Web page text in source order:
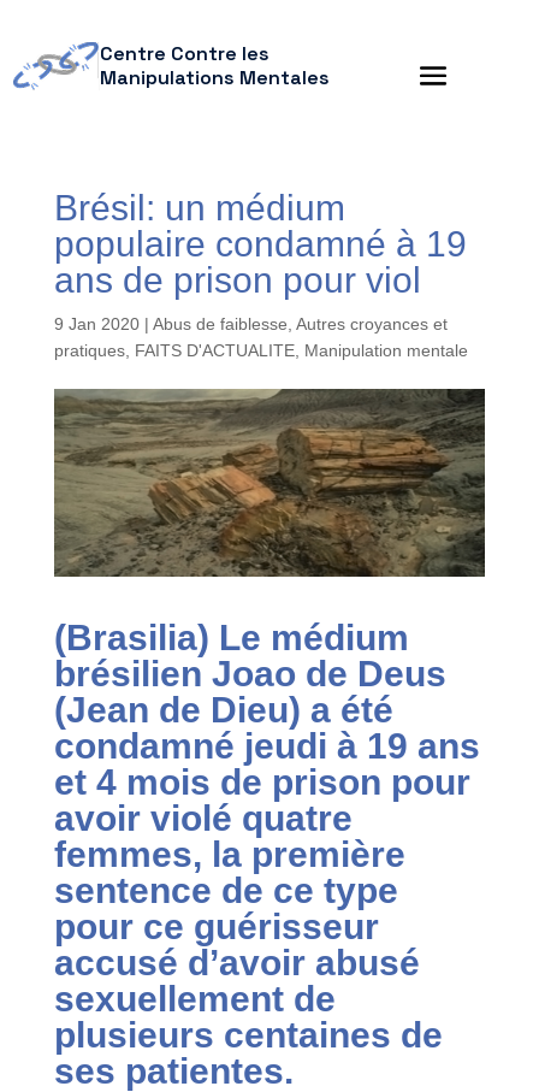
Centre Contre les
Manipulations Mentales
Brésil: un médium
populaire condamné à 19
ans de prison pour viol
9 Jan 2020| Abus de faiblesse Autres croyances et
pratiques, FAITS D'ACTUALITE, Manipulation mentale
(Brasilia) Le médium
brésilien Joao de Deus
(Jean de Dieu) a été
condamné jeudi à 19 ans
et 4 mois de prison pour
avoir violé quatre
femmes, la première
sentence de ce type
pour ce guérisseur
accusé d’avoir abusé
sexuellement de
plusieurs centaines de
ses patientes.